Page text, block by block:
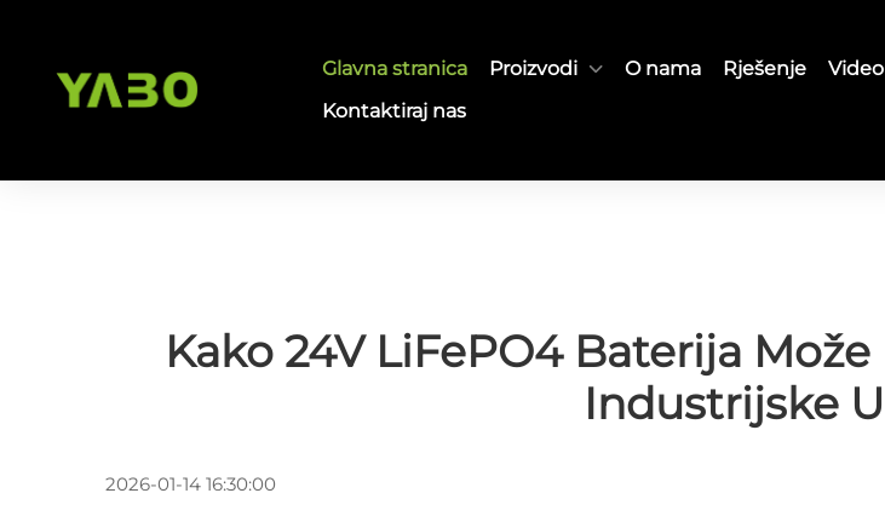
Glavna stranica Proizvodi O nama Rješenje
Kontaktiraj nas
Kako 24V LiFePO4 Baterija
Industrijske
2026-01-14 16:30:00